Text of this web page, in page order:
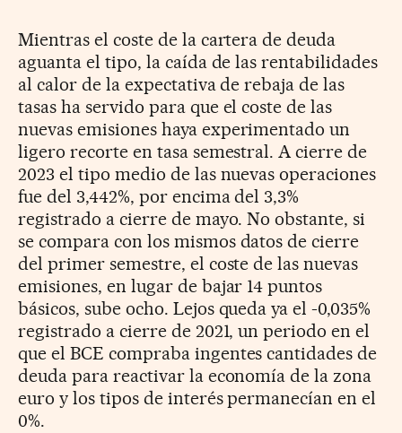
Mientras el coste de la cartera de deuda
aguanta el tipo, la caída de las rentabilidades
al calor de la expectativa de rebaja de las
tasas ha servido para que el coste de las
nuevas emisiones haya experimentado un
ligero recorte en tasa semestral. A cierre de
2023 el tipo medio de las nuevas operaciones
fue del 3,442%, por encima del 3,3%
registrado a cierre de mayo. No obstante, si
se compara con los mismos datos de cierre
del primer semestre, el coste de las nuevas
emisiones, en lugar de bajar 14 puntos
básicos, sube ocho. Lejos queda ya el -0,035%
registrado a cierre de 2021, un periodo en el
que el BCE compraba ingentes cantidades de
deuda para reactivar la economía de la zona
euro y los tipos de interés permanecían en el
0%.